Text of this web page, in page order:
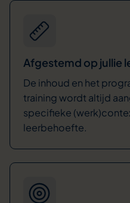
Afgestemd op jullie
De inhoud en het
training wordt altijd
specifieke
leerbehoefte.